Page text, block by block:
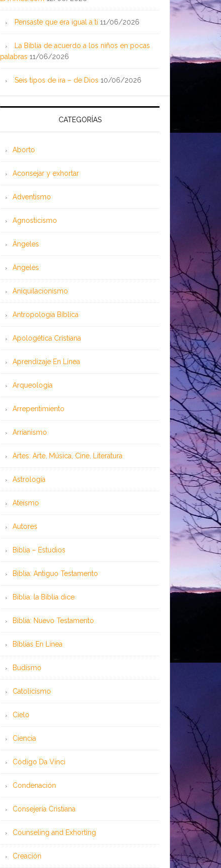
Pensaste que era igual a ti 11/06/2026
La Biblia de acuerdo a los niños en pocas
palabras 11/06/2026
Seis tipos de ira – de Dios 10/06/2026
CATEGORÍAS
Aborto
Aconsejar y exhortar
Adventismo
Agnosticismo
Ángeles
Angeles
Aniquilacionismo
Antropología Bíblica
Apologética Cristiana
Aprendizaje En Línea
Arqueología
Arrepentimiento
Arrianismo
Artes: Arte, Música, Cine, Literatura
Astrología
Ateísmo
Autores
Biblia – Estudios
Biblia: Antiguo Testamento
Biblia: la Biblia dice
Biblia: Nuevo Testamento
Bíblias En Línea
Budismo
Catolicismo
Cielo
Ciencia
Código Da Vinci
Condenación
Consejería Cristiana
Counseling and Exhorting
Creación